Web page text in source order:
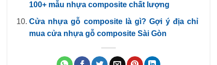
100+ mẫu nhựa composite chất lượng
Cửa nhựa gỗ composite là gì? Gợi ý địa chỉ
mua cửa nhựa gỗ composite Sài Gòn